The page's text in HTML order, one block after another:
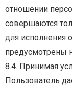
отношении
совершаются
для исполнения
предусмотрены
8.4. Принимая
Пользователь